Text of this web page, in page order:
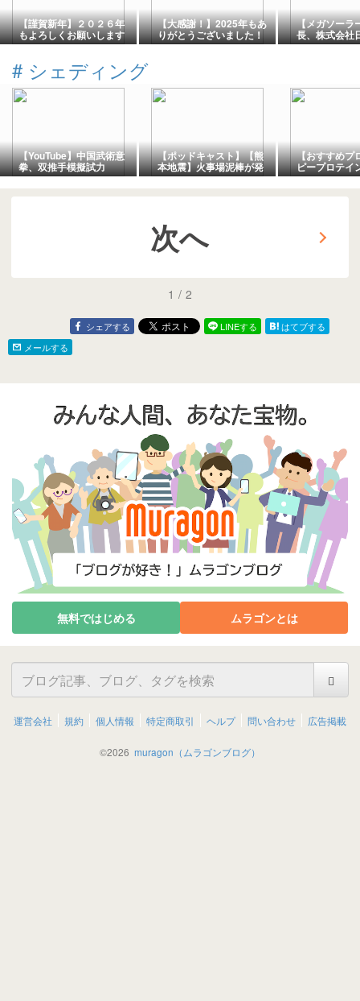
【謹賀新年】２０２６年
もよろしくお願いします
【大感謝！】2025年もあ
りがとうございました！
【メガソーラ
長、株式会社
ジーの太陽光
# シェディング
【YouTube】中国武術意
拳、双推手模擬試力
yiquan shili
【ポッドキャスト】【熊
本地震】火事場泥棒が発
生
【おすすめプ
ピープロテイ
う豆由来、植
イン）
次へ
1 / 2
シェアする LINEする
はてブする
メールする
無料ではじめる ムラゴンとは
運営会社 規約 個人情報 特定商取引 ヘルプ 問い合わせ 広告掲載
©2026 muragon（ムラゴンブログ）